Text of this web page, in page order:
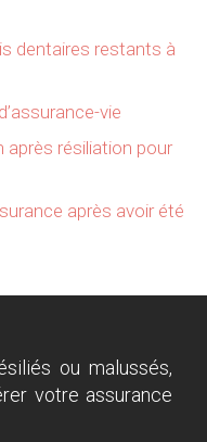
dentaires restants à
vie
résiliation pour
après avoir été
ou malussés,
votre assurance